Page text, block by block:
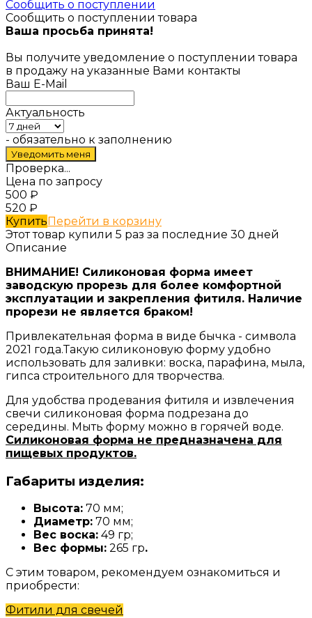
Сообщить о поступлении
Сообщить о поступлении товара
Ваша просьба принята!
Вы получите уведомление о поступлении товара
в продажу на указанные Вами контакты
Ваш E-Mail
Актуальность
- обязательно к заполнению
Проверка...
Цена по запросу
500 ₽
520 ₽
КупитьПерейти в корзину
Этот товар купили 5 раз за последние 30 дней
Описание
ВНИМАНИЕ! Силиконовая форма имеет
заводскую прорезь для более комфортной
эксплуатации и закрепления фитиля. Наличие
прорези не является браком!
Привлекательная форма в виде бычка - символа
2021 года.Такую силиконовую форму удобно
использовать для заливки: воска, парафина, мыла,
гипса строительного для творчества.
Для удобства продевания фитиля и извлечения
свечи силиконовая форма подрезана до
середины. Мыть форму можно в горячей воде.
Силиконовая форма не предназначена для
пищевых продуктов.
Габариты изделия:
Высота: 70 мм;
Диаметр: 70 мм;
Вес воска: 49 гр;
Вес формы: 265 гр.
С этим товаром, рекомендуем ознакомиться и
приобрести:
Фитили для свечей